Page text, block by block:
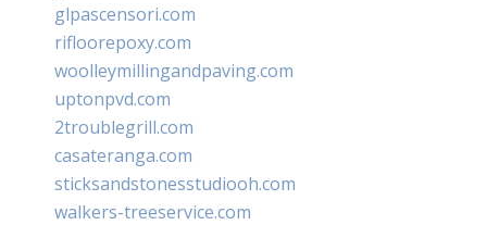
glpascensori.com
rifloorepoxy.com
woolleymillingandpaving.com
uptonpvd.com
2troublegrill.com
casateranga.com
sticksandstonesstudiooh.com
walkers-treeservice.com